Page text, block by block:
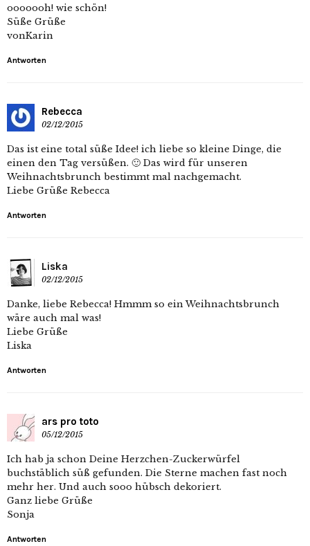
ooooooh! wie schön!
Süße Grüße
vonKarin
Antworten
Rebecca
02/12/2015
Das ist eine total süße Idee! ich liebe so kleine Dinge, die
einen den Tag versüßen. 🙂 Das wird für unseren
Weihnachtsbrunch bestimmt mal nachgemacht.
Liebe Grüße Rebecca
Antworten
Liska
02/12/2015
Danke, liebe Rebecca! Hmmm so ein Weihnachtsbrunch
wäre auch mal was!
Liebe Grüße
Liska
Antworten
ars pro toto
05/12/2015
Ich hab ja schon Deine Herzchen-Zuckerwürfel
buchstäblich süß gefunden. Die Sterne machen fast noch
mehr her. Und auch sooo hübsch dekoriert.
Ganz liebe Grüße
Sonja
Antworten